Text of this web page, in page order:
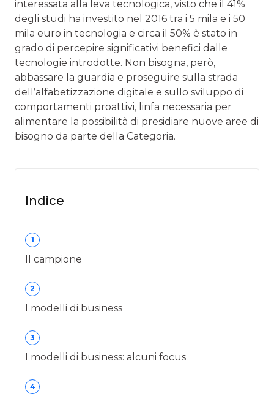
interessata alla leva tecnologica, visto che il 41%
degli studi ha investito nel 2016 tra i 5 mila e i 50
mila euro in tecnologia e circa il 50% è stato in
grado di percepire significativi benefici dalle
tecnologie introdotte. Non bisogna, però,
abbassare la guardia e proseguire sulla strada
dell’alfabetizzazione digitale e sullo sviluppo di
comportamenti proattivi, linfa necessaria per
alimentare la possibilità di presidiare nuove aree di
bisogno da parte della Categoria.
Indice
1
Il campione
2
I modelli di business
3
I modelli di business: alcuni focus
4